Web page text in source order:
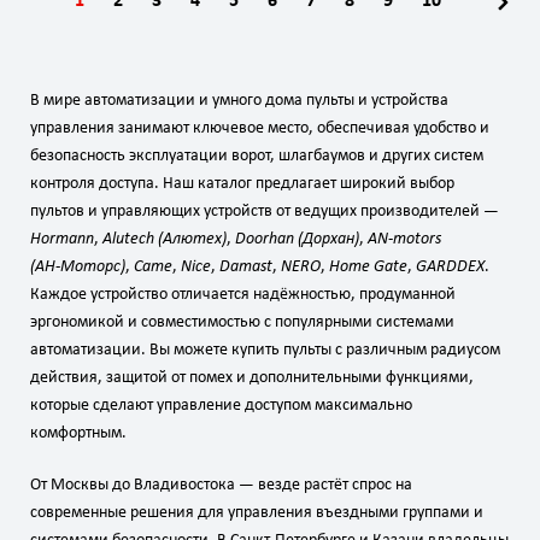
В мире автоматизации и умного дома пульты и устройства
управления занимают ключевое место, обеспечивая удобство и
безопасность эксплуатации ворот, шлагбаумов и других систем
контроля доступа. Наш каталог предлагает широкий выбор
пультов и управляющих устройств от ведущих производителей —
Hormann,Alutech (Алютех), Doorhan (Дорхан),AN‑motors
(АН‑Моторс), Came, Nice, Damast, NERO, Home Gate, GARDDEX.
Каждое устройство отличается надёжностью, продуманной
эргономикой и совместимостью с популярными системами
автоматизации. Вы можете купить пульты с различным радиусом
действия, защитой от помех и дополнительными функциями,
которые сделают управление доступом максимально
комфортным.
От Москвы до Владивостока — везде растёт спрос на
современные решения для управления въездными группами и